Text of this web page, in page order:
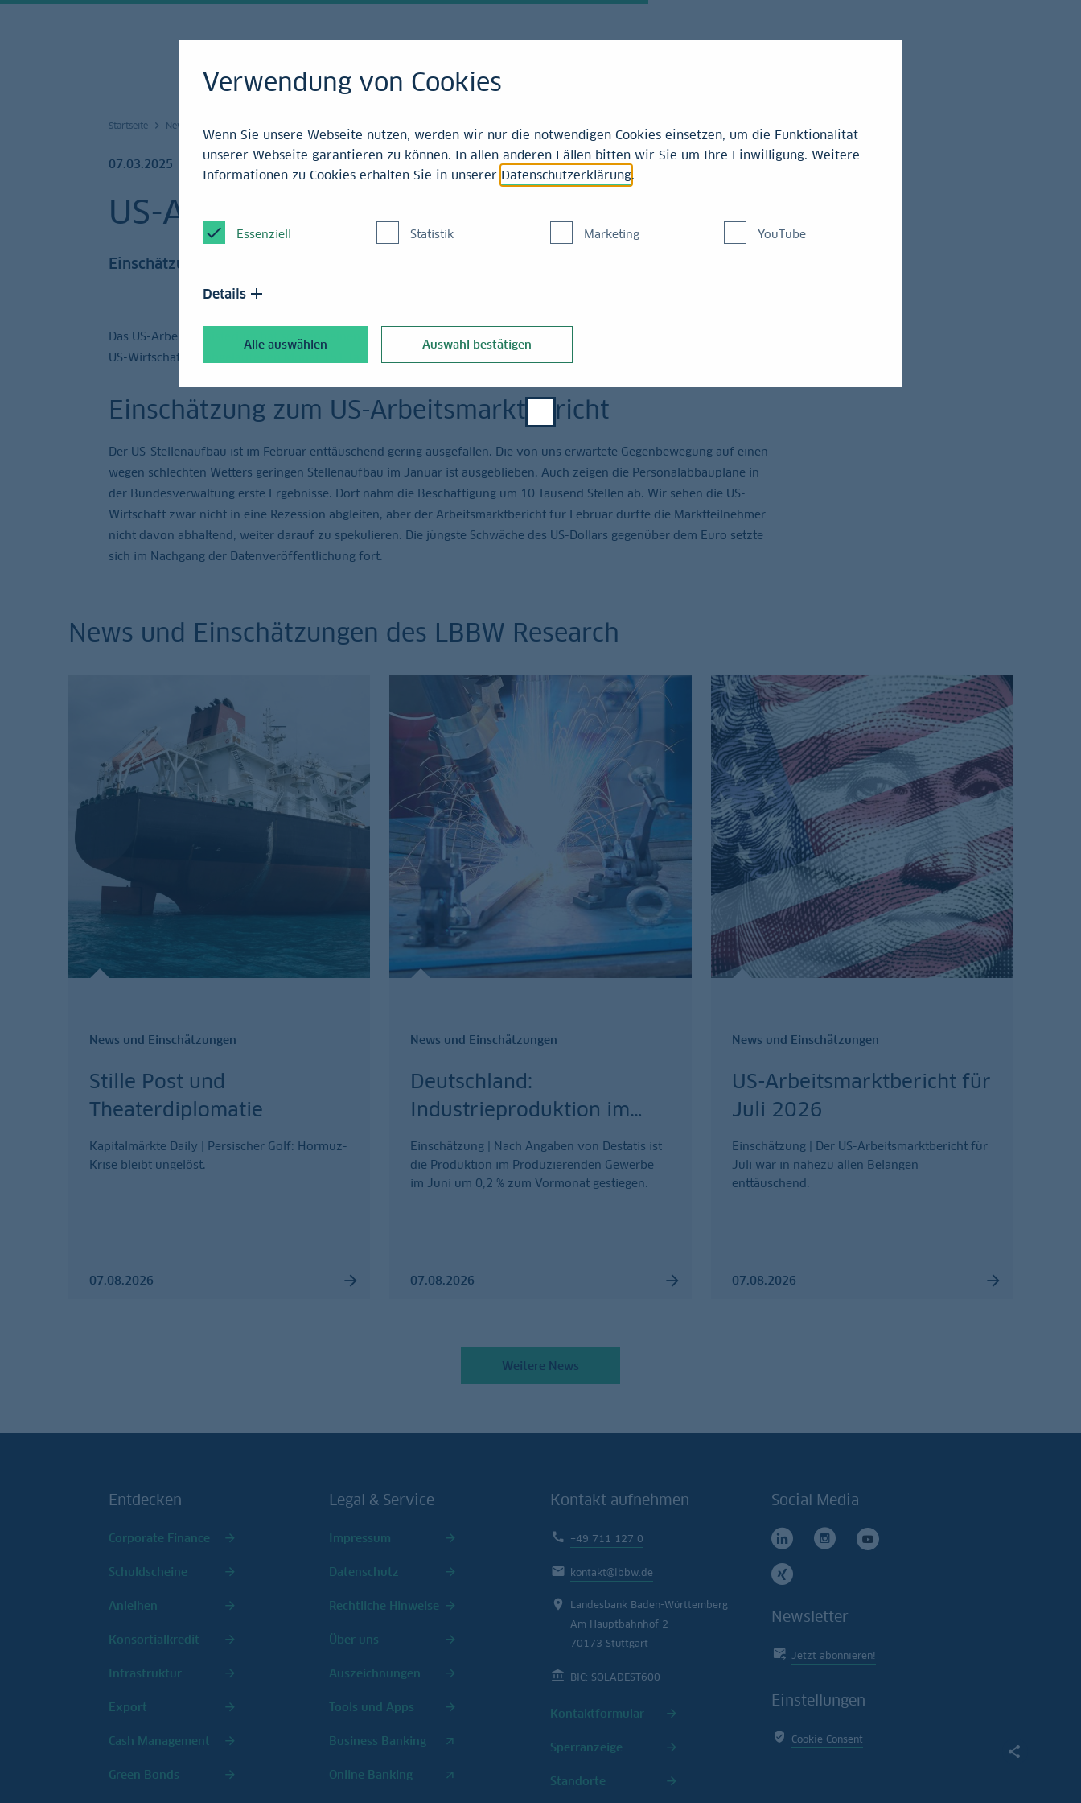
Startseite News und Service
07.03.2025
US-Arbeitsmarktbericht Februar 2025
Einschätzung
Das US-Arbeitsministerium hat soeben seinen Arbeitsmarktbericht für Februar 2025 veröffentlicht. Demnach hat die
US-Wirtschaft im abgelaufenen Monat
Einschätzung zum US-Arbeitsmarktbericht
Der US-Stellenaufbau ist im Februar enttäuschend gering ausgefallen. Die von uns erwartete Gegenbewegung auf einen
wegen schlechten Wetters geringen Stellenaufbau im Januar ist ausgeblieben. Auch zeigen die Personalabbaupläne in
der Bundesverwaltung erste Ergebnisse. Dort nahm die Beschäftigung um 10 Tausend Stellen ab. Wir sehen die US-
Wirtschaft zwar nicht in eine Rezession abgleiten, aber der Arbeitsmarktbericht für Februar dürfte die Marktteilnehmer
nicht davon abhaltend, weiter darauf zu spekulieren. Die jüngste Schwäche des US-Dollars gegenüber dem Euro setzte
sich im Nachgang der Datenveröffentlichung fort.
News und Einschätzungen des LBBW Research
News und Einschätzungen
Stille Post und
Theaterdiplomatie
Kapitalmärkte Daily | Persischer Golf: Hormuz-
Krise bleibt ungelöst.
07.08.2026
News und Einschätzungen
Deutschland:
Industrieproduktion im…
Einschätzung | Nach Angaben von Destatis ist
die Produktion im Produzierenden Gewerbe
im Juni um 0,2 % zum Vormonat gestiegen.
07.08.2026
News und Einschätzungen
US-Arbeitsmarktbericht für
Juli 2026
Einschätzung | Der US-Arbeitsmarktbericht für
Juli war in nahezu allen Belangen
enttäuschend.
07.08.2026
Weitere News
Entdecken
Corporate Finance
Schuldscheine
Anleihen
Konsortialkredit
Infrastruktur
Export
Cash Management
Green Bonds
Legal & Service
Impressum
Datenschutz
Rechtliche Hinweise
Über uns
Auszeichnungen
Tools und Apps
Business Banking
Online Banking
Kontakt aufnehmen
+49 711 127 0
kontakt@lbbw.de
Landesbank Baden-Württemberg
Am Hauptbahnhof 2
70173 Stuttgart
BIC: SOLADEST600
Kontaktformular
Sperranzeige
Standorte
Social Media
Newsletter
Jetzt abonnieren!
Einstellungen
Cookie Consent
Verwendung von Cookies
Wenn Sie unsere Webseite nutzen, werden wir nur die notwendigen Cookies einsetzen, um die Funktionalität
unserer Webseite garantieren zu können. In allen anderen Fällen bitten wir Sie um Ihre Einwilligung. Weitere
Informationen zu Cookies erhalten Sie in unserer Datenschutzerklärung.
Essenziell Statistik Marketing YouTube
Details
Alle auswählen Auswahl bestätigen